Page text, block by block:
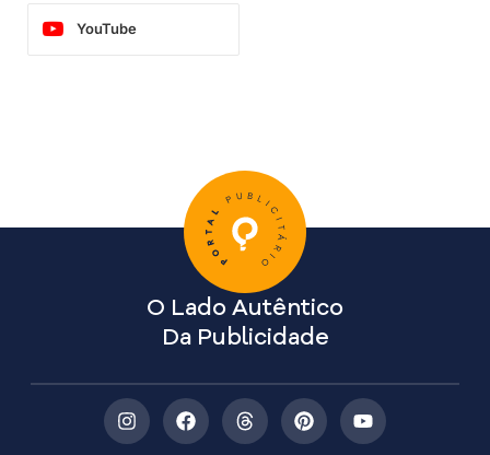
YouTube
O Lado Autêntico
Da Publicidade